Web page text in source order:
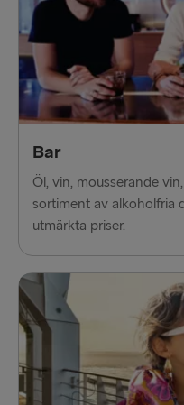
Bar
Öl, vin, mousserande
sortiment av alkoholfria
utmärkta priser.